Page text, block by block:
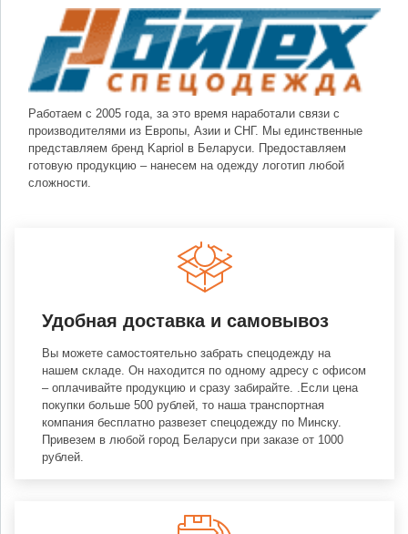
Работаем с 2005 года, за это время наработали связи с
производителями из Европы, Азии и СНГ. Мы единственные
представляем бренд Kapriol в Беларуси. Предоставляем
готовую продукцию – нанесем на одежду логотип любой
сложности.
Удобная доставка и самовывоз
Вы можете самостоятельно забрать спецодежду на
нашем складе. Он находится по одному адресу с офисом
– оплачивайте продукцию и сразу забирайте. .Если цена
покупки больше 500 рублей, то наша транспортная
компания бесплатно развезет спецодежду по Минску.
Привезем в любой город Беларуси при заказе от 1000
рублей.